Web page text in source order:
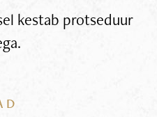
kestab protseduur